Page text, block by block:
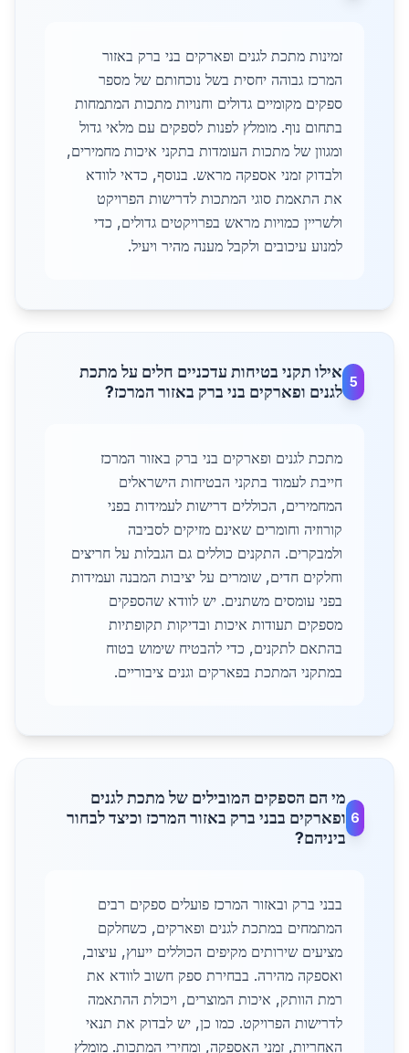
זמינות מתכת לגנים ופארקים בני ברק באזור
המרכז גבוהה יחסית בשל נוכחותם של מספר
ספקים מקומיים גדולים וחנויות מתכות המתמחות
בתחום נוף. מומלץ לפנות לספקים עם מלאי גדול
ומגוון של מתכות העומדות בתקני איכות מחמירים,
ולבדוק זמני אספקה מראש. בנוסף, כדאי לוודא
את התאמת סוגי המתכות לדרישות הפרויקט
ולשריין כמויות מראש בפרויקטים גדולים, כדי
למנוע עיכובים ולקבל מענה מהיר ויעיל.
5
אילו תקני בטיחות עדכניים חלים על מתכת
לגנים ופארקים בני ברק באזור המרכז?
מתכת לגנים ופארקים בני ברק באזור המרכז
חייבת לעמוד בתקני הבטיחות הישראלים
המחמירים, הכוללים דרישות לעמידות בפני
קורוזיה וחומרים שאינם מזיקים לסביבה
ולמבקרים. התקנים כוללים גם הגבלות על חריצים
וחלקים חדים, שומרים על יציבות המבנה ועמידות
בפני עומסים משתנים. יש לוודא שהספקים
מספקים תעודות איכות ובדיקות תקופתיות
בהתאם לתקנים, כדי להבטיח שימוש בטוח
במתקני המתכת בפארקים וגנים ציבוריים.
6
מי הם הספקים המובילים של מתכת לגנים
ופארקים בבני ברק באזור המרכז וכיצד לבחור
ביניהם?
בבני ברק ובאזור המרכז פועלים ספקים רבים
המתמחים במתכת לגנים ופארקים, כשחלקם
מציעים שירותים מקיפים הכוללים ייעוץ, עיצוב,
ואספקה מהירה. בבחירת ספק חשוב לוודא את
רמת הוותק, איכות המוצרים, ויכולת ההתאמה
לדרישות הפרויקט. כמו כן, יש לבדוק את תנאי
האחריות, זמני האספקה, ומחירי המתכות. מומלץ